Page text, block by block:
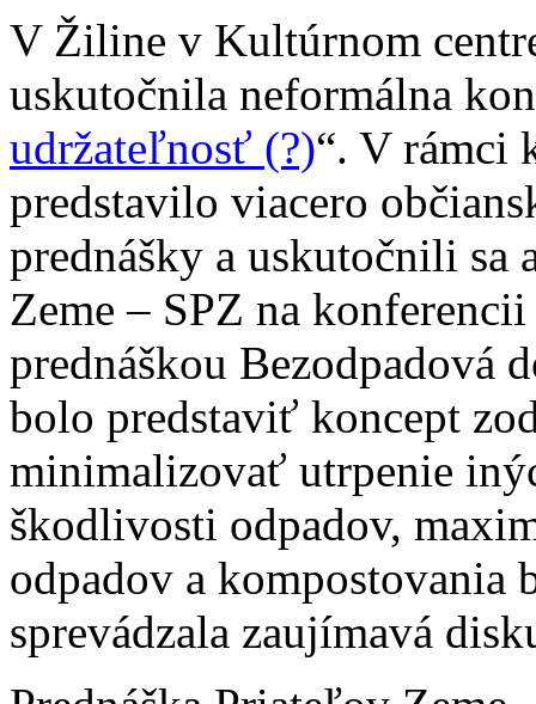
V Žiline v Kultúrnom
uskutočnila neformálna
udržateľnosť (?)“. V rámci
predstavilo viacero
prednášky a uskutočnili
Zeme – SPZ na
prednáškou Bezodpadová
bolo predstaviť koncept
minimalizovať utrpenie
škodlivosti odpadov,
odpadov a kompostovania
sprevádzala zaujímavá